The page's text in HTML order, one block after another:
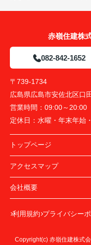
赤嶺住建株
082-842-1652
〒739-1734
広島県広島市安佐北区口
営業時間： 09:00～20:00
定休日： 水曜・年末年始
トップページ
アクセスマップ
会社概要
利用規約 プライバシー
Copyright(c) 赤嶺住建株式